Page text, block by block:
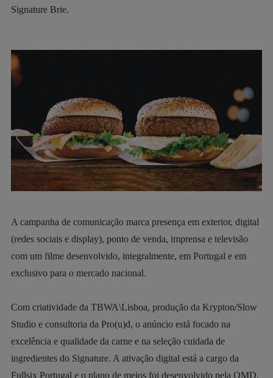
Signature Brie.
A campanha de comunicação marca presença em exterior, digital
(redes sociais e display), ponto de venda, imprensa e televisão
com um filme desenvolvido, integralmente, em Portugal e em
exclusivo para o mercado nacional.
Com criatividade da TBWA\Lisboa, produção da Krypton/Slow
Studio e consultoria da Pro(u)d, o anúncio está focado na
excelência e qualidade da carne e na seleção cuidada de
ingredientes do Signature. A ativação digital está a cargo da
Fullsix Portugal e o plano de meios foi desenvolvido pela OMD.